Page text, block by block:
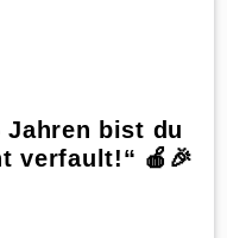
Jahren bist du
verfault!“ 🍎🎉